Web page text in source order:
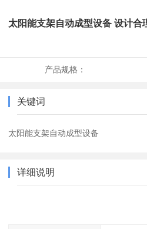
太阳能支架自动成型设备 设计合
产品规格：
关键词
太阳能支架自动成型设备
详细说明